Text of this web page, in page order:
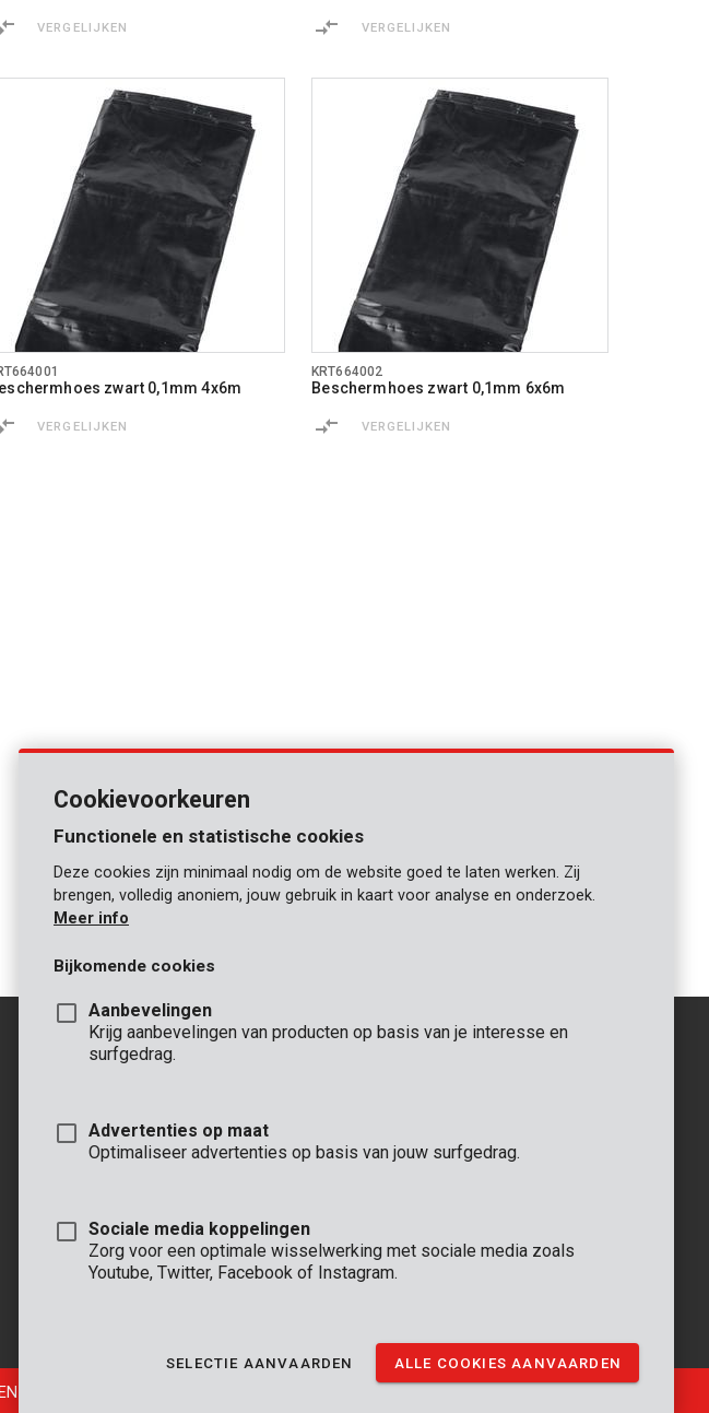
VERGELIJKEN VERGELIJKEN
zwart 0,1mm 4x6m
VERGELIJKEN
KRT664002
Beschermhoes zwart 0,1mm 6x6m
VERGELIJKEN
CONTACT
INFO
VARO - Vic. Van Rompuy nv
Joseph Van Instraat 9
VARO IBERICA
+32 (0)3 292 92 92
info@varo.com
support@varo.com
Cookievoorkeuren
Functionele en statistische cookies
Deze cookies zijn minimaal nodig om de website goed te laten werken. Zij
brengen, volledig anoniem, jouw gebruik in kaart voor analyse en onderzoek.
Meer info
Bijkomende cookies
Aanbevelingen
Krijg aanbevelingen van producten op basis van je interesse en
surfgedrag.
Advertenties op maat
Optimaliseer advertenties op basis van jouw surfgedrag.
Sociale media koppelingen
Zorg voor een optimale wisselwerking met sociale media zoals
Youtube, Twitter, Facebook of Instagram.
SELECTIE AANVAARDEN ALLE COOKIES AANVAARDEN